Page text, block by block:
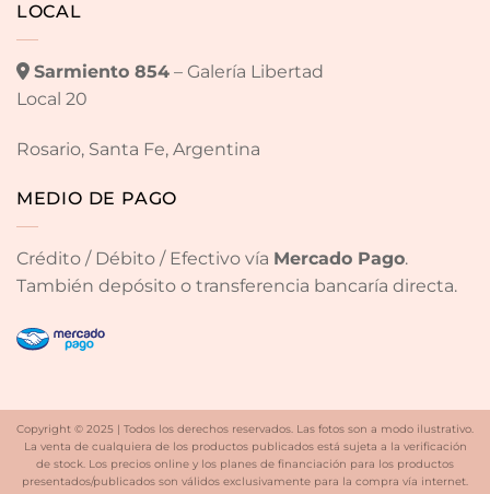
LOCAL
Sarmiento 854– Galería Libertad
Local 20
Rosario, Santa Fe, Argentina
MEDIO DE PAGO
Crédito / Débito / Efectivo vía Mercado Pago.
También depósito o transferencia bancaría directa.
Copyright © 2025 | Todos los derechos reservados. Las fotos son a modo ilustrativo.
La venta de cualquiera de los productos publicados está sujeta a la verificación
de stock. Los precios online y los planes de financiación para los productos
presentados/publicados son válidos exclusivamente para la compra vía internet.